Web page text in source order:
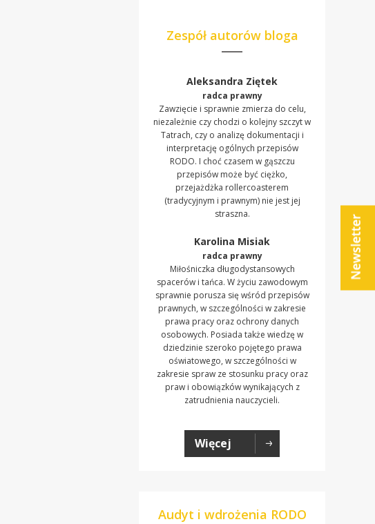
Zespół autorów bloga
Aleksandra Ziętek
radca prawny
Zawzięcie i sprawnie zmierza do celu,
niezależnie czy chodzi o kolejny szczyt w
Tatrach, czy o analizę dokumentacji i
interpretację ogólnych przepisów
RODO. I choć czasem w gąszczu
przepisów może być ciężko,
przejażdżka rollercoasterem
(tradycyjnym i prawnym) nie jest jej
straszna.
Karolina Misiak
radca prawny
Miłośniczka długodystansowych
spacerów i tańca. W życiu zawodowym
sprawnie porusza się wśród przepisów
prawnych, w szczególności w zakresie
prawa pracy oraz ochrony danych
osobowych. Posiada także wiedzę w
dziedzinie szeroko pojętego prawa
oświatowego, w szczególności w
zakresie spraw ze stosunku pracy oraz
praw i obowiązków wynikających z
zatrudnienia nauczycieli.
Więcej
Audyt i wdrożenia RODO